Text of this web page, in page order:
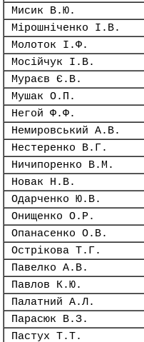
Мисик В.Ю.
Мірошніченко І.В.
Молоток І.Ф.
Мосійчук І.В.
Мураєв Є.В.
Мушак О.П.
Негой Ф.Ф.
Немировський А.В.
Нестеренко В.Г.
Ничипоренко В.М.
Новак Н.В.
Одарченко Ю.В.
Онищенко О.Р.
Опанасенко О.В.
Острікова Т.Г.
Павелко А.В.
Павлов К.Ю.
Палатний А.Л.
Парасюк В.З.
Пастух Т.Т.